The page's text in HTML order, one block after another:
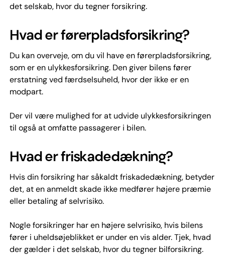
det selskab, hvor du tegner forsikring.
Hvad er førerpladsforsikring?
Du kan overveje, om du vil have en førerpladsforsikring,
som er en ulykkesforsikring. Den giver bilens fører
erstatning ved færdselsuheld, hvor der ikke er en
modpart.
Der vil være mulighed for at udvide ulykkesforsikringen
til også at omfatte passagerer i bilen.
Hvad er friskadedækning?
Hvis din forsikring har såkaldt friskadedækning, betyder
det, at en anmeldt skade ikke medfører højere præmie
eller betaling af selvrisiko.
Nogle forsikringer har en højere selvrisiko, hvis bilens
fører i uheldsøjeblikket er under en vis alder. Tjek, hvad
der gælder i det selskab, hvor du tegner bilforsikring.